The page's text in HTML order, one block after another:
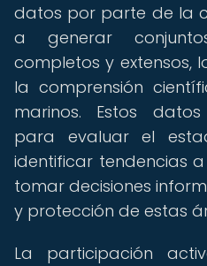
datos por parte de la
a generar
completos y extensos,
la comprensión
marinos. Estos
para evaluar el
identificar tendencias
tomar decisiones
y protección de estas
La participación